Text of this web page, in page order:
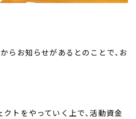
らお知らせがあるとのことで、お
クトをやっていく上で、活動資金